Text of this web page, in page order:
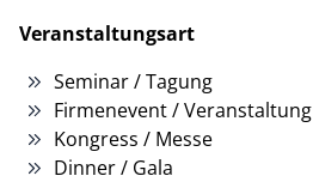
Veranstaltungsart
Seminar / Tagung
Firmenevent / Veranstaltung
Kongress / Messe
Dinner / Gala